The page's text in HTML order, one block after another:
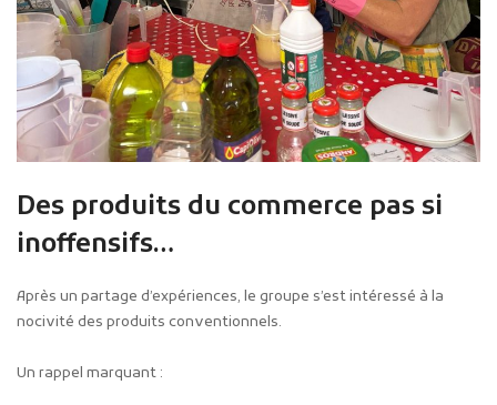
Des produits du commerce pas si
inoffensifs…
Après un partage d’expériences, le groupe s’est intéressé à la
nocivité des produits conventionnels.
Un rappel marquant :